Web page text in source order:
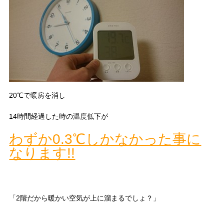
20℃で暖房を消し
14時間経過した時の温度低下が
わずか0.3℃しかなかった事に
なります!!
「2階だから暖かい空気が上に溜まるでしょ？」